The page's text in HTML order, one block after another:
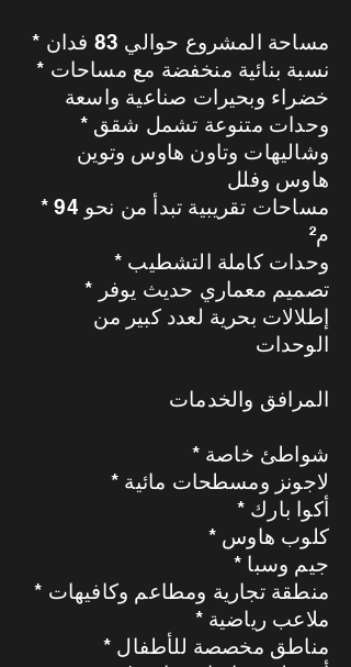
* مساحة المشروع حوالي 83 فدان
* نسبة بنائية منخفضة مع مساحات
خضراء وبحيرات صناعية واسعة
* وحدات متنوعة تشمل شقق
وشاليهات وتاون هاوس وتوين
هاوس وفلل
* مساحات تقريبية تبدأ من نحو 94
م²
* وحدات كاملة التشطيب
* تصميم معماري حديث يوفر
إطلالات بحرية لعدد كبير من
الوحدات
المرافق والخدمات
* شواطئ خاصة
* لاجونز ومسطحات مائية
* أكوا بارك
* كلوب هاوس
* جيم وسبا
* منطقة تجارية ومطاعم وكافيهات
* ملاعب رياضية
* مناطق مخصصة للأطفال